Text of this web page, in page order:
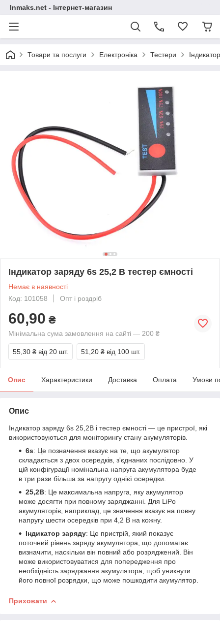
Inmaks.net - Інтернет-магазин
Товари та послуги Електроніка Тестери
Індикатор заряду 6s 25,2 В тестер ємності
Немає в наявності
Код: 101058
Опт і роздріб
60,90 ₴
Мінімальна сума замовлення на сайті — 200 ₴
55,30 ₴ від 20 шт. 51,20 ₴ від 100 шт.
Опис Характеристики Доставка Оплата Умови
Опис
Індикатор заряду 6s 25,2В і тестер ємності — це пристрої, які
використовуються для моніторингу стану акумуляторів.
6s: Це позначення вказує на те, що акумулятор
складається з двох осередків, з'єднаних послідовно. У
цій конфігурації номінальна напруга акумулятора буде
в три рази більша за напругу однієї осередки.
25,2В: Це максимальна напруга, яку акумулятор
може досягти при повному заряджанні. Для LiPo
акумуляторів, наприклад, це значення вказує на повну
напругу шести осередків при 4,2 В на кожну.
Індикатор заряду: Це пристрій, який показує
поточний рівень заряду акумулятора, що допомагає
визначити, наскільки він повний або розряджений. Він
може використовуватися для попередження про
необхідність заряджання акумулятора, щоб уникнути
його повної розрядки, що може пошкодити акумулятор.
Приховати